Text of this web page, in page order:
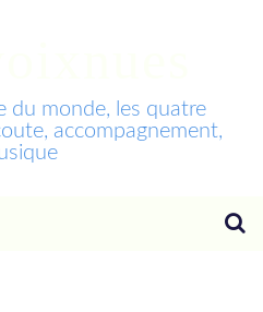
du monde, les quatre
accompagnement,